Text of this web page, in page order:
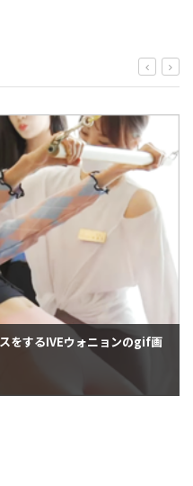
をするIVEウォニョンのgif画